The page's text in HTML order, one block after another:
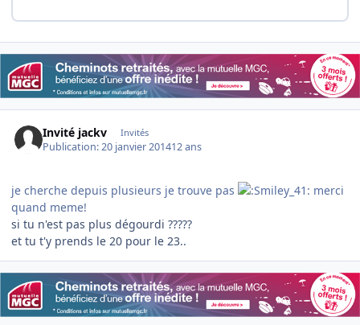
Invité jackv Invités
Publication:20 janvier 201412 ans
je cherche depuis plusieurs je trouve pas
merci
quand meme!
si tu n'est pas plus dégourdi ?????
et tu t'y prends le 20 pour le 23..